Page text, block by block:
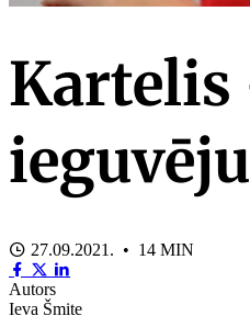
Kartelis
27.09.2021. • 14 MIN
Autors
Ieva Šmite